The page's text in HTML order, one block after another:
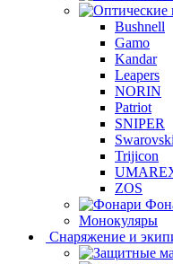
Bushnell
Gamo
Kandar
Leapers
NORIN
Patriot
SNIPER
Swarovski
Trijicon
ZOS
Монокуляры
Снаряжение и